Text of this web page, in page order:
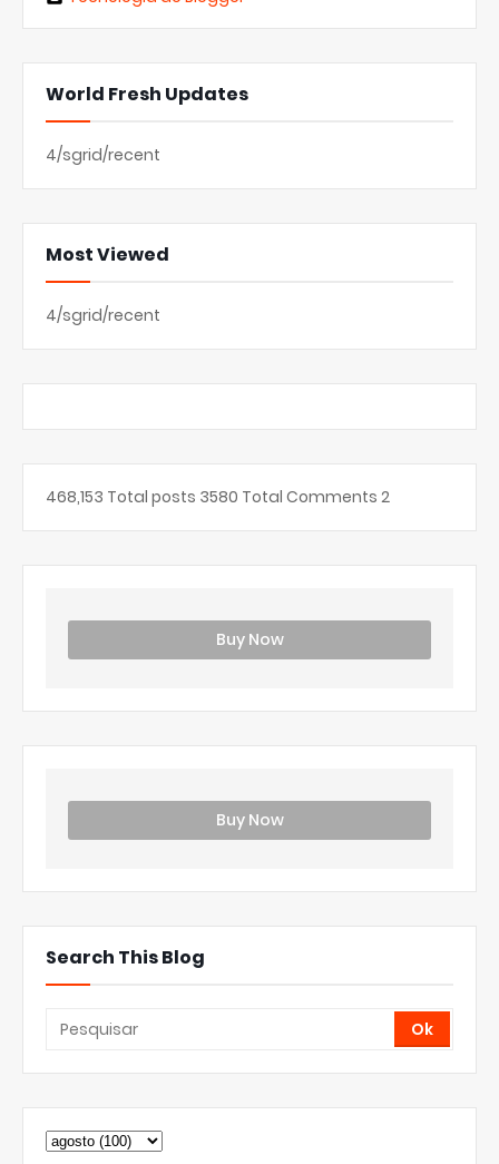
World Fresh Updates
4/sgrid/recent
Most Viewed
4/sgrid/recent
468,153 Total posts 3580 Total Comments 2
Buy Now
Buy Now
Search This Blog